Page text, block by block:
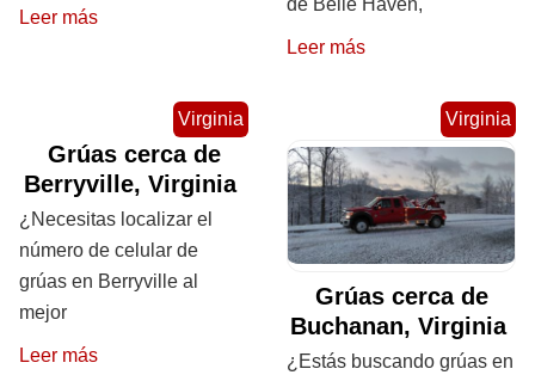
Leer más
Leer más
Virginia
Grúas cerca de
Berryville, Virginia
¿Necesitas localizar el
número de celular de
grúas en Berryville al
mejor
Leer más
Virginia
Grúas cerca de
Buchanan, Virginia
¿Estás buscando grúas en